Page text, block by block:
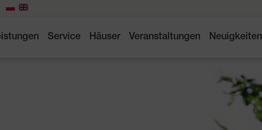
Service Häuser Veranstaltungen Neuigkeiten